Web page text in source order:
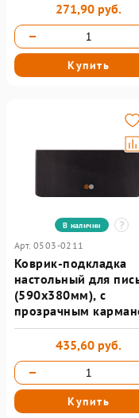
271,90 руб.
Купить
В наличии
Арт. 0503-0211
Коврик-подкладка
настольный для
(590х380мм), с
прозрачным
черный, BRAUBERG
435,60 руб.
Купить